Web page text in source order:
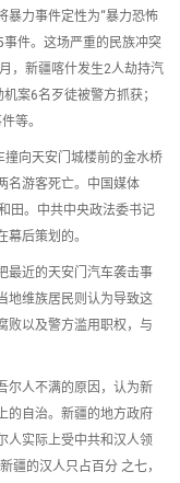
暴力事件定性为“暴力恐怖
件。这场严重的民族冲突
，新疆喀什发生2人劫持汽
案6名歹徒被警方抓获；
等。
向天安门城楼前的金水桥
名游客死亡。中国媒体
田。中共中央政法委书记
后策划的。
最近的天安门汽车袭击事
地维族居民则认为导致这
败以及警方滥用职权，与
尔人不满的原因，认为新
的自治。新疆的地方政府
人实际上受中共和汉人领
疆的汉人只占百分 之七，